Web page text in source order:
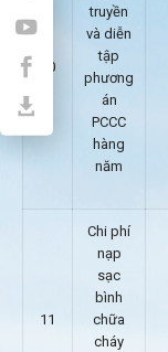
10
truyền
và diễn
tập
phương
án
PCCC
hàng
năm
11
Chi phí
nạp
sạc
bình
chữa
cháy